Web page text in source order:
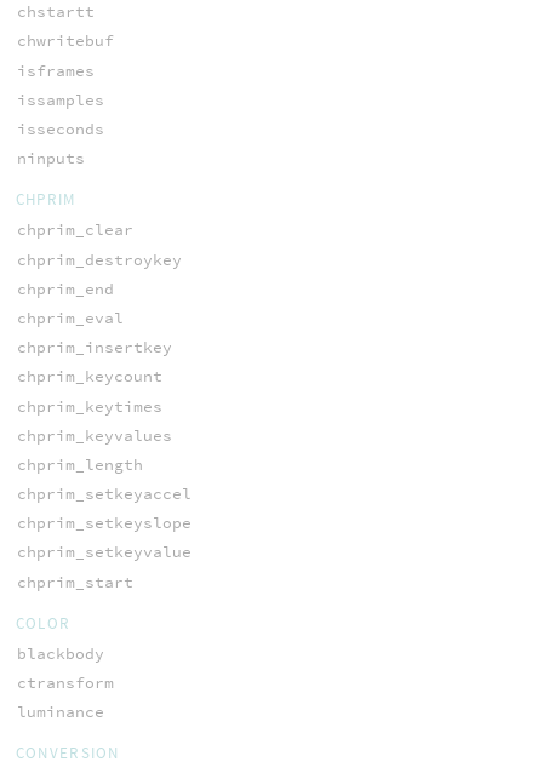
chstartt
chwritebuf
isframes
issamples
isseconds
ninputs
CHPRIM
chprim_clear
chprim_destroykey
chprim_end
chprim_eval
chprim_insertkey
chprim_keycount
chprim_keytimes
chprim_keyvalues
chprim_length
chprim_setkeyaccel
chprim_setkeyslope
chprim_setkeyvalue
chprim_start
COLOR
blackbody
ctransform
luminance
CONVERSION